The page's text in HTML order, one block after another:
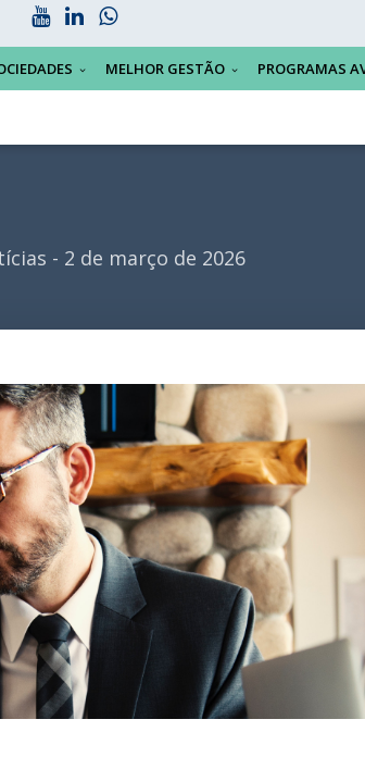
MELHOR GESTÃO PROGRAMAS
- 2 de março de 2026